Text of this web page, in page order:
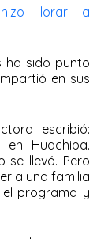
llorar a
ha sido punto
en sus
escribió:
Huachipa.
se llevó. Pero
a una familia
el programa y